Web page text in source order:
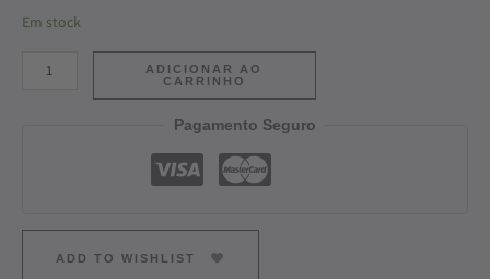
Em stock
ADICIONAR AO
CARRINHO
Pagamento Seguro
ADD TO WISHLIST